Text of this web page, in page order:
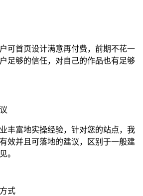
可首页设计满意再付费，前期不花一
足够的信任，对自己的作品也有足够
丰富地实操经验，针对您的站点，我
效并且可落地的建议，区别于一般建
。
式